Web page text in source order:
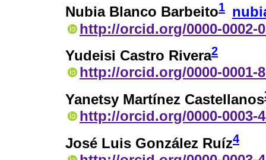
Nubia Blanco Barbeito1
http://orcid.org/0000-0002-
Yudeisi Castro Rivera2
http://orcid.org/0000-0001-
Yanetsy Martínez Castellanos
http://orcid.org/0000-0003-
José Luis González Ruíz4